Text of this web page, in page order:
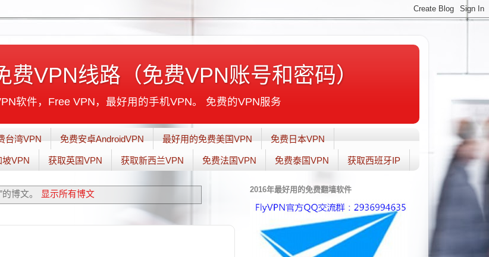
VPN线路（免费VPN账号和密码）
软件，Free VPN，最好用的手机VPN。 免费的VPN服务
台湾VPN 免费安卓AndroidVPN 最好用的免费美国VPN 免费日本VPN
VPN 获取英国VPN 获取新西兰VPN 免费法国VPN 免费泰国VPN 获取西班牙IP
的博文。 显示所有博文 2016年最好用的免费翻墙软件